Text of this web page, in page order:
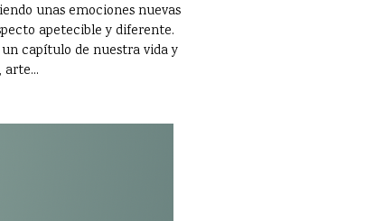
unas emociones nuevas
apetecible y diferente.
un capítulo de nuestra vida y